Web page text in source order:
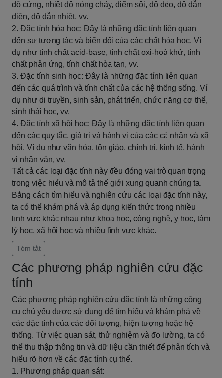
độ cứng, nhiệt độ nóng chảy, điểm sôi, độ dẻo, độ dẫn
điện, độ dẫn nhiệt, vv.
2. Đặc tính hóa học: Đây là những đặc tính liên quan
đến sự tương tác và biến đổi của các chất hóa học. Ví
dụ như tính chất acid-base, tính chất oxi-hoá khử, tính
chất phản ứng, tính chất hòa tan, vv.
3. Đặc tính sinh học: Đây là những đặc tính liên quan
đến các quá trình và tính chất của các hệ thống sống. Ví
dụ như di truyền, sinh sản, phát triển, chức năng cơ thể,
sinh thái học, vv.
4. Đặc tính xã hội học: Đây là những đặc tính liên quan
đến các quy tắc, giá trị và hành vi của các cá nhân và xã
hội. Ví dụ như văn hóa, tôn giáo, chính trị, kinh tế, hành
vi nhân văn, vv.
Tất cả các loại đặc tính này đều đóng vai trò quan trọng
trong việc hiểu và mô tả thế giới xung quanh chúng ta.
Bằng cách tìm hiểu và nghiên cứu các loại đặc tính này,
ta có thể khám phá và áp dụng kiến thức trong nhiều
lĩnh vực khác nhau như khoa học, công nghệ, y học, tâm
lý học, xã hội học và nhiều lĩnh vực khác.
Tóm tắt
Các phương pháp nghiên cứu đặc
tính
Các phương pháp nghiên cứu đặc tính là những công
cụ chủ yếu được sử dụng để tìm hiểu và khám phá về
các đặc tính của các đối tượng, hiện tượng hoặc hệ
thống. Từ việc quan sát, thử nghiệm và đo lường, ta có
thể thu thập thông tin và dữ liệu cần thiết để phân tích và
hiểu rõ hơn về các đặc tính cụ thể.
1. Phương pháp quan sát: